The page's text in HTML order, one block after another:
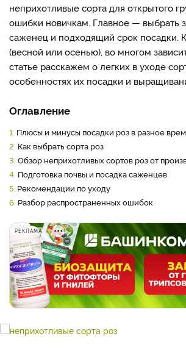
неприхотливые сорта для открытого
ошибки новичкам. Главное — выбрать
саженец и подходящий срок посадки.
(весной или осенью), во многом
статье расскажем о легких в уходе
особенностях их посадки и
Оглавление
1. Плюсы и минусы посадки роз в разное
2. Как выбрать сорта роз
3. Обзор неприхотливых сортов роз от
4. Подготовка почвы и посадка саженцев
5. Рекомендации по уходу
6. Разбор распространенных ошибок
РЕКЛАМА